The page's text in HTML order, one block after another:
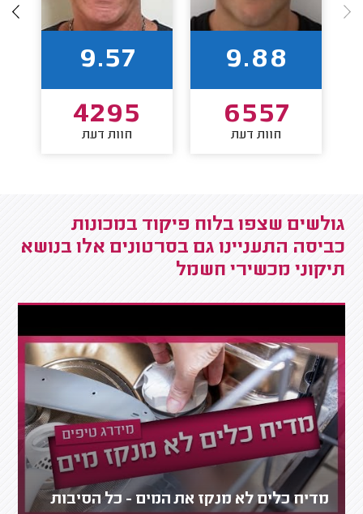
9.88
6557
חוות דעת
9.57
4295
חוות דעת
גולשים שצפו בלוח פיקוד במכונות
כביסה התעניינו גם בסרטונים אלו בנושא
תיקוני מכשירי חשמל
מדיח כלים לא מנקז את המים - כל הסיבות